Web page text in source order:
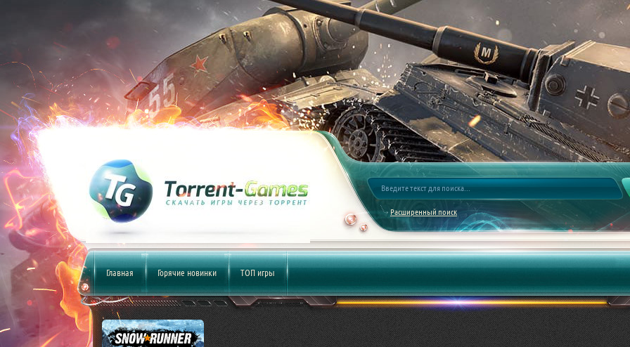
Расширенный поиск
Главная Горячие новинки ТОП игры